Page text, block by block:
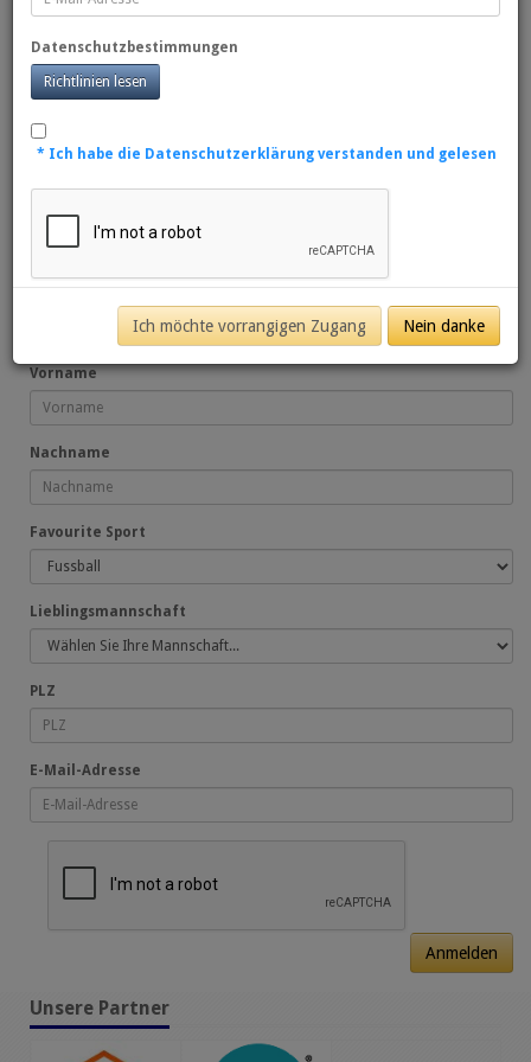
qualifizieren. Alle unsere Pakete beinhalten Touren hinter die
Kulissen der einzelnen Stadien, ein exklusives Meet and Greet mit
Fußballlegenden und unglaubliche Sitzplätze für die größten Spiele
auf dem Planeten.
2022
Dies garantiert Priorität, wenn Pakete in den Verkauf gehen
Vorname
Nachname
Favourite Sport
Lieblingsmannschaft
PLZ
E-Mail-Adresse
Anmelden
Unsere Partner
Datenschutzbestimmungen
Richtlinien lesen
* Ich habe die Datenschutzerklärung verstanden und gelesen
Ich möchte vorrangigen Zugang Nein danke